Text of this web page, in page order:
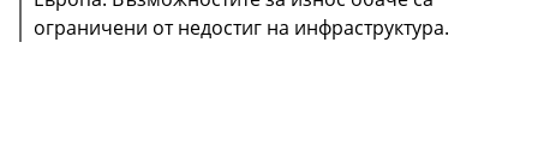
ограничени от недостиг на инфраструктура.